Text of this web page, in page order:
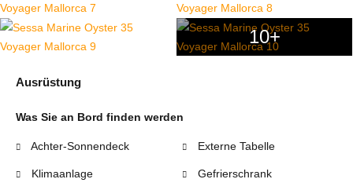
10+
Ausrüstung
Was Sie an Bord finden werden
Achter-Sonnendeck
Klimaanlage
Externe Tabelle
Gefrierschrank